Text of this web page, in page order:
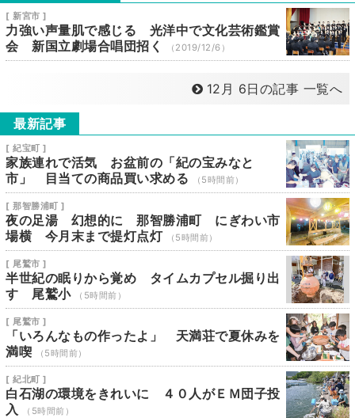
[ 新宮市 ]
力強い声量肌で感じる 光洋中で文化芸術鑑賞
会 新国立劇場合唱団招く
（2019/12/6）
12月 6日の記事 一覧へ
最新記事
[ 紀宝町 ]
家族連れで活気 お盆前の「紀の宝みなと
市」 目当ての商品買い求める
（5時間前）
[ 那智勝浦町 ]
夜の足湯 幻想的に 那智勝浦町 にぎわい市
場横 今月末まで提灯点灯
（5時間前）
[ 尾鷲市 ]
半世紀の眠りから覚め タイムカプセル掘り出
す 尾鷲小
（5時間前）
[ 尾鷲市 ]
「いろんなもの作ったよ」 天満荘で夏休みを
満喫
（5時間前）
[ 紀北町 ]
白石湖の環境をきれいに ４０人がＥＭ団子投
入
（5時間前）